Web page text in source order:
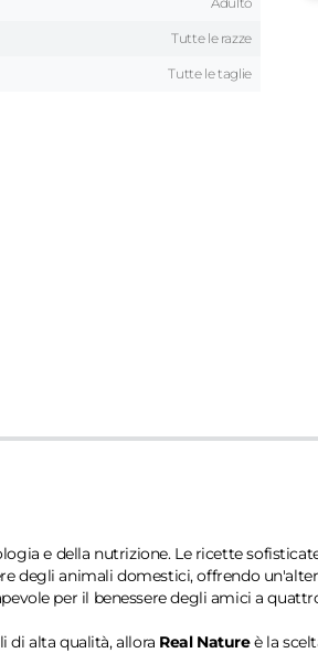
Tutte le razze
Tutte le taglie
e della nutrizione. Le ricette
degli animali domestici, offrendo
per il benessere degli amici a
di alta qualità, allora Real Natureè la